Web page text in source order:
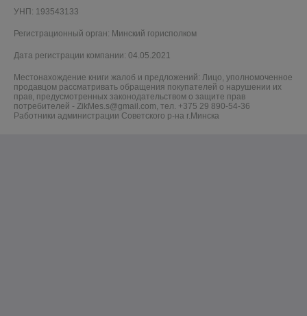
УНП: 193543133
Регистрационный орган: Минский горисполком
Дата регистрации компании: 04.05.2021
Местонахождение книги жалоб и предложений: Лицо, уполномоченное
продавцом рассматривать обращения покупателей о нарушении их
прав, предусмотренных законодательством о защите прав
потребителей - ZikMes.s@gmail.com, тел. +375 29 890-54-36
Работники администрации Советского р-на г.Минска